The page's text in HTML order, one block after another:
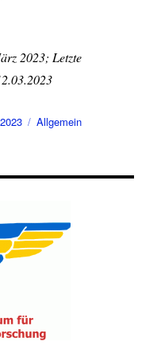
2023; Letzte
Kategorien
Allgemein